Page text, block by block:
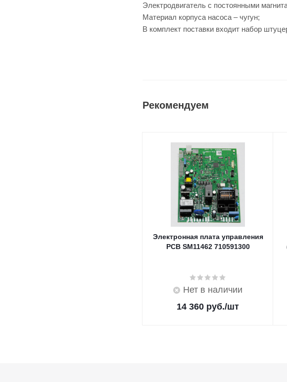
Электродвигатель с постоянными
Материал корпуса насоса – чугун;
В комплект поставки входит набор
Рекомендуем
Электронная плата управления
PCB SM11462 710591300
Нет в наличии
14 360 руб./шт